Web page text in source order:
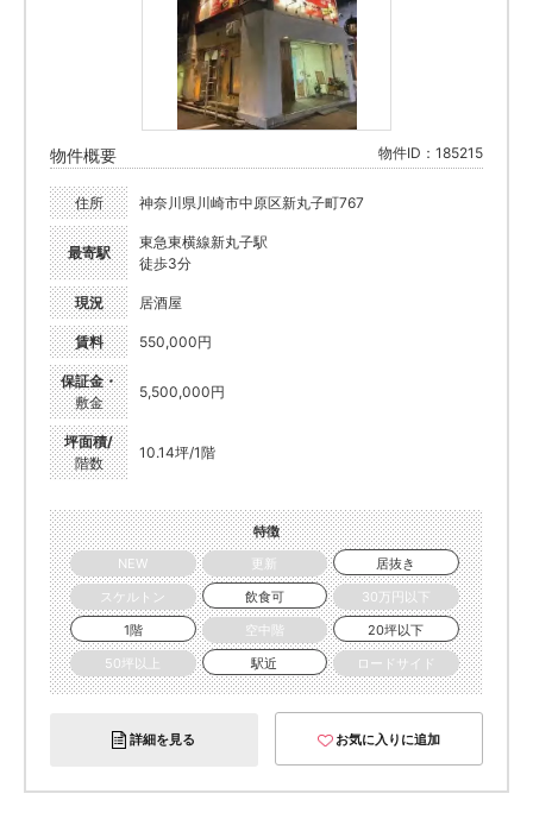
物件概要 物件ID：185215
住所 神奈川県川崎市中原区新丸子町767
最寄駅
東急東横線新丸子駅
徒歩3分
現況 居酒屋
賃料 550,000円
保証金・
敷金
5,500,000円
坪面積/
階数
10.14坪/1階
特徴
NEW
更新
居抜き
スケルトン
飲食可
30万円以下
1階
空中階
20坪以下
50坪以上
駅近 ロードサイド
詳細を見る お気に入りに追加